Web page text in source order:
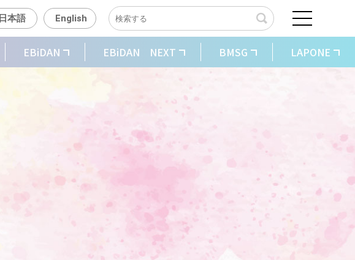
日本語 English
EBiDAN EBiDAN NEXT BMSG LAPONE